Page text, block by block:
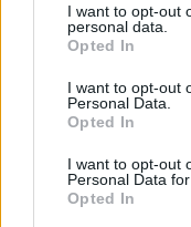
not limited to your
grant or deny
use your data for
consent section.
I want to opt-out
personal data.
Opted In
I want to opt-out
Personal Data.
Opted In
I want to opt-out
Personal Data
Opted In
Görög Zita a
építészke•2020. március 28.
A fiatal édesanya
családja körül